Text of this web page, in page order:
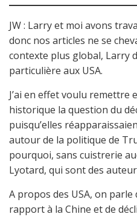
JW : Larry et moi avons
donc nos articles ne se
contexte plus global, Larry
particulière aux USA.
J’ai en effet voulu
historique la question du
puisqu’elles
autour de la politique de
pourquoi, sans cuistrerie
Lyotard, qui sont des
A propos des USA, on
rapport à la Chine et de